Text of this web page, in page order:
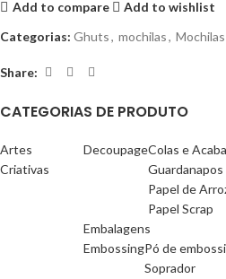
Add to compare
Add to wishlist
Categorias: Ghuts, mochilas,
Share:
CATEGORIAS DE PRODUTO
Artes
Criativas
DecoupageColas e
Guardanapos
Papel de
Papel Scrap
Embalagens
EmbossingPó de
Soprador